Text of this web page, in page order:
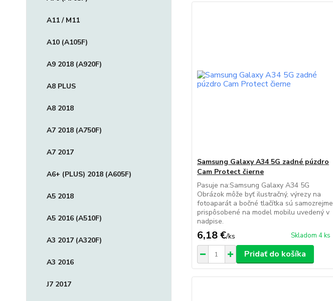
A11 / M11
A10 (A105F)
A9 2018 (A920F)
A8 PLUS
A8 2018
A7 2018 (A750F)
A7 2017
A6+ (PLUS) 2018 (A605F)
A5 2018
A5 2016 (A510F)
A3 2017 (A320F)
A3 2016
J7 2017
Samsung Galaxy A34 5G zadné púzdro
Cam Protect čierne
Pasuje na:Samsung Galaxy A34 5G
Obrázok môže byť ilustračný, výrezy na
fotoaparát a bočné tlačítka sú samozrejme
prispôsobené na model mobilu uvedený v
nadpise.
6,18 €/ks Skladom 4 ks
Pridať do košíka